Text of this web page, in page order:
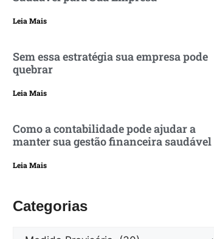
Leia Mais
Sem essa estratégia sua empresa pode
quebrar
Leia Mais
Como a contabilidade pode ajudar a
manter sua gestão financeira saudável
Leia Mais
Categorias